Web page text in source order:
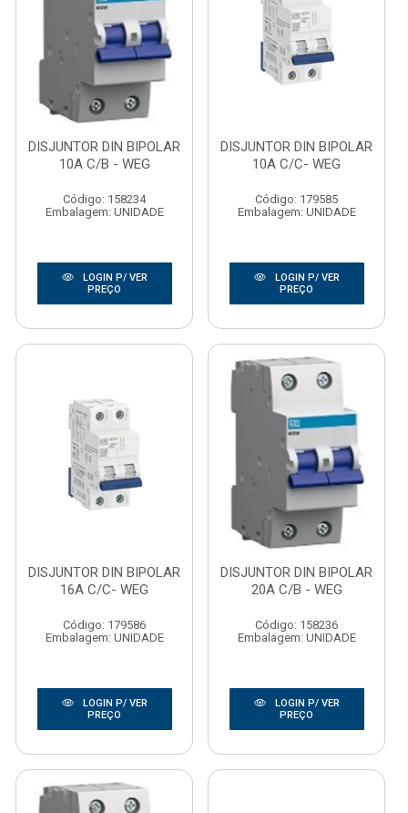
DISJUNTOR DIN BIPOLAR
10A C/B - WEG
Código: 158234
Embalagem: UNIDADE
LOGIN P/ VER
PREÇO
DISJUNTOR DIN BIPOLAR
10A C/C- WEG
Código: 179585
Embalagem: UNIDADE
LOGIN P/ VER
PREÇO
DISJUNTOR DIN BIPOLAR
16A C/C- WEG
Código: 179586
Embalagem: UNIDADE
LOGIN P/ VER
PREÇO
DISJUNTOR DIN BIPOLAR
20A C/B - WEG
Código: 158236
Embalagem: UNIDADE
LOGIN P/ VER
PREÇO